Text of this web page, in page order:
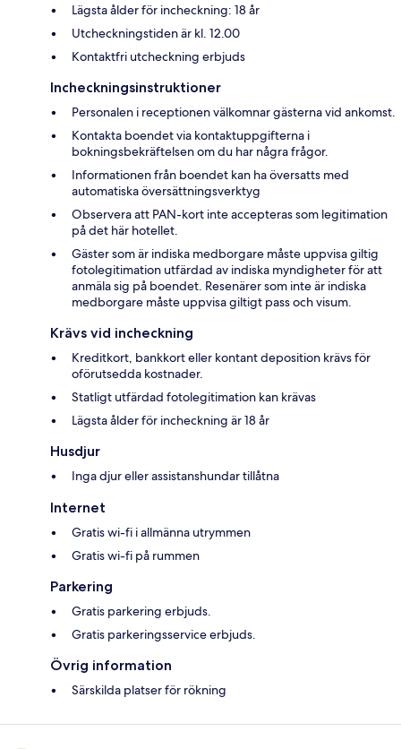
Lägsta ålder för incheckning: 18 år
Utcheckningstiden är kl. 12.00
Kontaktfri utcheckning erbjuds
Incheckningsinstruktioner
Personalen i receptionen välkomnar gästerna vid ankomst.
Kontakta boendet via kontaktuppgifterna i
bokningsbekräftelsen om du har några frågor.
Informationen från boendet kan ha översatts med
automatiska översättningsverktyg
Observera att PAN-kort inte accepteras som legitimation
på det här hotellet.
Gäster som är indiska medborgare måste uppvisa giltig
fotolegitimation utfärdad av indiska myndigheter för att
anmäla sig på boendet. Resenärer som inte är indiska
medborgare måste uppvisa giltigt pass och visum.
Krävs vid incheckning
Kreditkort, bankkort eller kontant deposition krävs för
oförutsedda kostnader.
Statligt utfärdad fotolegitimation kan krävas
Lägsta ålder för incheckning är 18 år
Husdjur
Inga djur eller assistanshundar tillåtna
Internet
Gratis wi-fi i allmänna utrymmen
Gratis wi-fi på rummen
Parkering
Gratis parkering erbjuds.
Gratis parkeringsservice erbjuds.
Övrig information
Särskilda platser för rökning